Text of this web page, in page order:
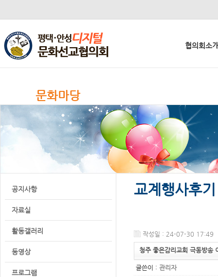
협의회소
문화마당
공지사항
자료실
활동갤러리
동영상
프로그램
교계행사후기
작성일 : 24-07-30 17:49
청주 좋은감리교회 극동방송
글쓴이 : 관리자